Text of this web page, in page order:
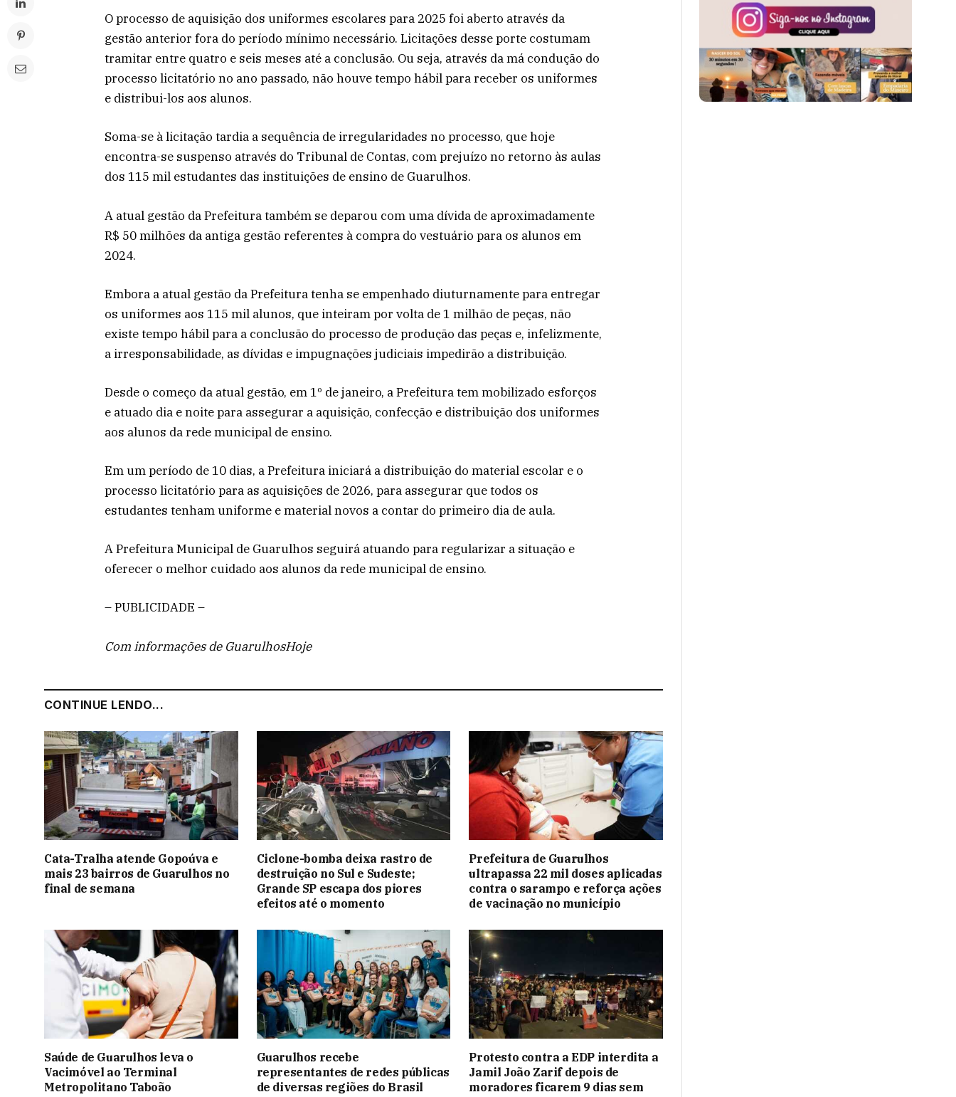
O processo de aquisição dos uniformes escolares para 2025 foi aberto através da
gestão anterior fora do período mínimo necessário. Licitações desse porte costumam
tramitar entre quatro e seis meses até a conclusão. Ou seja, através da má condução do
processo licitatório no ano passado, não houve tempo hábil para receber os uniformes
e distribui-los aos alunos.
Soma-se à licitação tardia a sequência de irregularidades no processo, que hoje
encontra-se suspenso através do Tribunal de Contas, com prejuízo no retorno às aulas
dos 115 mil estudantes das instituições de ensino de Guarulhos.
A atual gestão da Prefeitura também se deparou com uma dívida de aproximadamente
R$ 50 milhões da antiga gestão referentes à compra do vestuário para os alunos em
2024.
Embora a atual gestão da Prefeitura tenha se empenhado diuturnamente para entregar
os uniformes aos 115 mil alunos, que inteiram por volta de 1 milhão de peças, não
existe tempo hábil para a conclusão do processo de produção das peças e, infelizmente,
a irresponsabilidade, as dívidas e impugnações judiciais impedirão a distribuição.
Desde o começo da atual gestão, em 1º de janeiro, a Prefeitura tem mobilizado esforços
e atuado dia e noite para assegurar a aquisição, confecção e distribuição dos uniformes
aos alunos da rede municipal de ensino.
Em um período de 10 dias, a Prefeitura iniciará a distribuição do material escolar e o
processo licitatório para as aquisições de 2026, para assegurar que todos os
estudantes tenham uniforme e material novos a contar do primeiro dia de aula.
A Prefeitura Municipal de Guarulhos seguirá atuando para regularizar a situação e
oferecer o melhor cuidado aos alunos da rede municipal de ensino.
– PUBLICIDADE –
Com informações de GuarulhosHoje
CONTINUE LENDO...
Cata-Tralha atende Gopoúva e
mais 23 bairros de Guarulhos no
final de semana
Ciclone-bomba deixa rastro de
destruição no Sul e Sudeste;
Grande SP escapa dos piores
efeitos até o momento
Prefeitura de Guarulhos
ultrapassa 22 mil doses aplicadas
contra o sarampo e reforça ações
de vacinação no município
Saúde de Guarulhos leva o
Vacimóvel ao Terminal
Metropolitano Taboão
Guarulhos recebe
representantes de redes públicas
de diversas regiões do Brasil
Protesto contra a EDP interdita a
Jamil João Zarif depois de
moradores ficarem 9 dias sem